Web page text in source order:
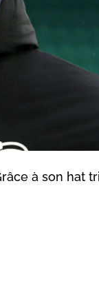
à son hat